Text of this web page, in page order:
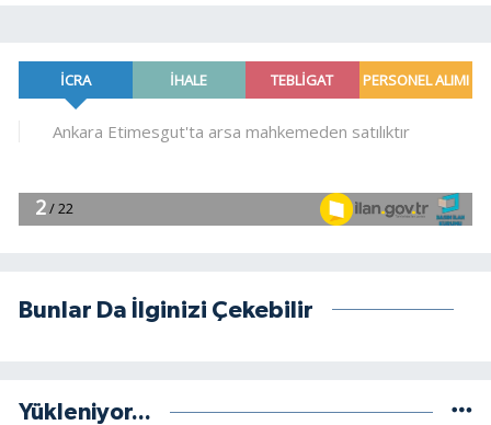
Bunlar Da İlginizi Çekebilir
Yükleniyor...